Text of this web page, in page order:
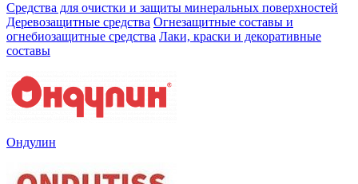
Средства для очистки и защиты минеральных поверхностей
Деревозащитные средства Огнезащитные составы и
огнебиозащитные средства Лаки, краски и декоративные
составы
Ондулин